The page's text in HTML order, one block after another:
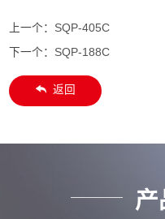
上一个： SQP-405C
下一个： SQP-188C
返回
产